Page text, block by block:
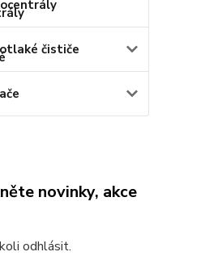
čističe
novinky, akce
odhlásit.